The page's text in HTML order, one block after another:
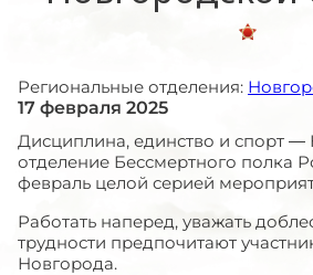
Региональные отделения:
17 февраля 2025
Дисциплина, единство и спорт —
отделение Бессмертного полка
февраль целой серией
Работать наперед, уважать
трудности предпочитают
Новгорода.